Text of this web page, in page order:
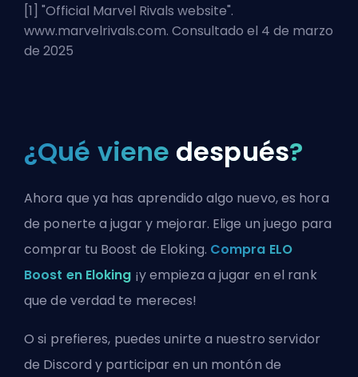
[1] "Official Marvel Rivals website".
www.marvelrivals.com. Consultado el 4 de marzo
de 2025
¿Qué viene después?
Ahora que ya has aprendido algo nuevo, es hora
de ponerte a jugar y mejorar. Elige un juego para
comprar tu Boost de Eloking. Compra ELO
Boost en Eloking ¡y empieza a jugar en el rank
que de verdad te mereces!
O si prefieres, puedesunirte a nuestro servidor
de Discord y participar en un montón de